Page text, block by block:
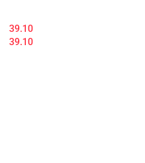
39.10
39.10